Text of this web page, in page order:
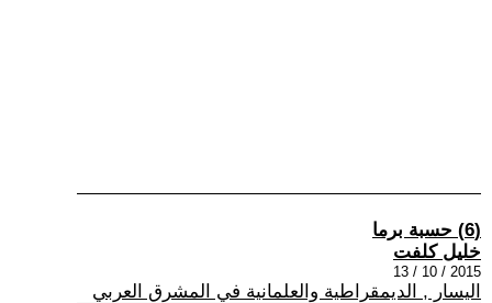
(6) حسبة برما
خليل كلفت
2015 / 10 / 13
اليسار , الديمقراطية والعلمانية في المشرق العربي